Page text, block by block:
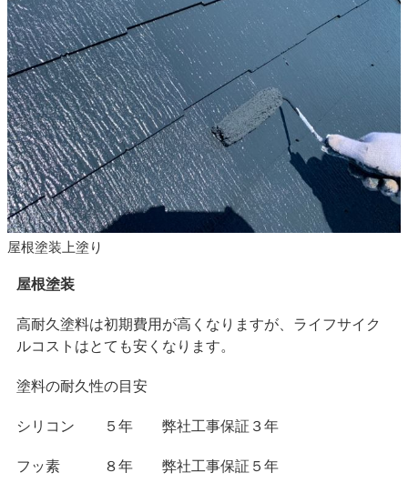
屋根塗装上塗り
屋根塗装
高耐久塗料は初期費用が高くなりますが、ライフサイク
ルコストはとても安くなります。
塗料の耐久性の目安
シリコン ５年 弊社工事保証３年
フッ素 ８年 弊社工事保証５年